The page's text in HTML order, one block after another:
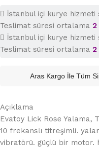
İstanbul içi kurye
Teslimat süresi ortalama 2
İstanbul içi kurye
Teslimat süresi ortalama 2
Aras Kargo İle Tüm
Açıklama
Evatoy Lick Rose Yalama,
10 frekanslı titreşimli.
vibratörü. güçlü bir motor.